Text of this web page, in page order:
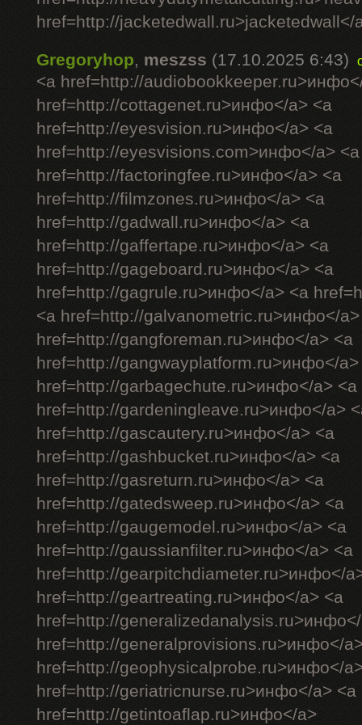
href=http://jacketedwall.ru>jacketedwall</
Gregoryhop,meszss (17.10.2025 6:43)
<a href=http://
href=http://cottagenet.ru>инфо</a> <a
href=http://eyesvision.ru>инфо</a> <a
href=http://eyesvisions.com>инфо</a> <a
href=http://factoringfee.ru>инфо</a> <a
href=http://filmzones.ru>инфо</a> <a
href=http://gadwall.ru>инфо</a> <a
href=http://gaffertape.ru>инфо</a> <a
href=http://gageboard.ru>инфо</a> <a
href=http://gagrule.ru>инфо</a> <a
<a href=http://galvanometric.ru>инфо</
href=http://gangforeman.ru>инфо</a> <a
href=http://gangwayplatform.ru>инфо</a>
href=http://garbagechute.ru>инфо</a> <a
href=http://gardeningleave.ru>инфо</a>
href=http://gascautery.ru>инфо</a> <a
href=http://gashbucket.ru>инфо</a> <a
href=http://gasreturn.ru>инфо</a> <a
href=http://gatedsweep.ru>инфо</a> <a
href=http://gaugemodel.ru>инфо</a> <a
href=http://gaussianfilter.ru>инфо</a> <a
href=http://gearpitchdiameter.ru>инфо</
href=http://geartreating.ru>инфо</a> <a
href=http://
href=http://generalprovisions.ru>инфо</
href=http://geophysicalprobe.ru>инфо</
href=http://geriatricnurse.ru>инфо</a> <a
href=http://getintoaflap.ru>инфо</a>